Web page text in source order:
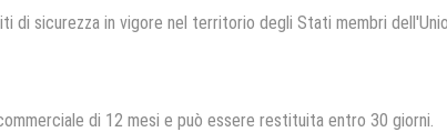
di sicurezza in vigore nel territorio degli Stati membri
di 12 mesi e può essere restituita entro 30 giorni.